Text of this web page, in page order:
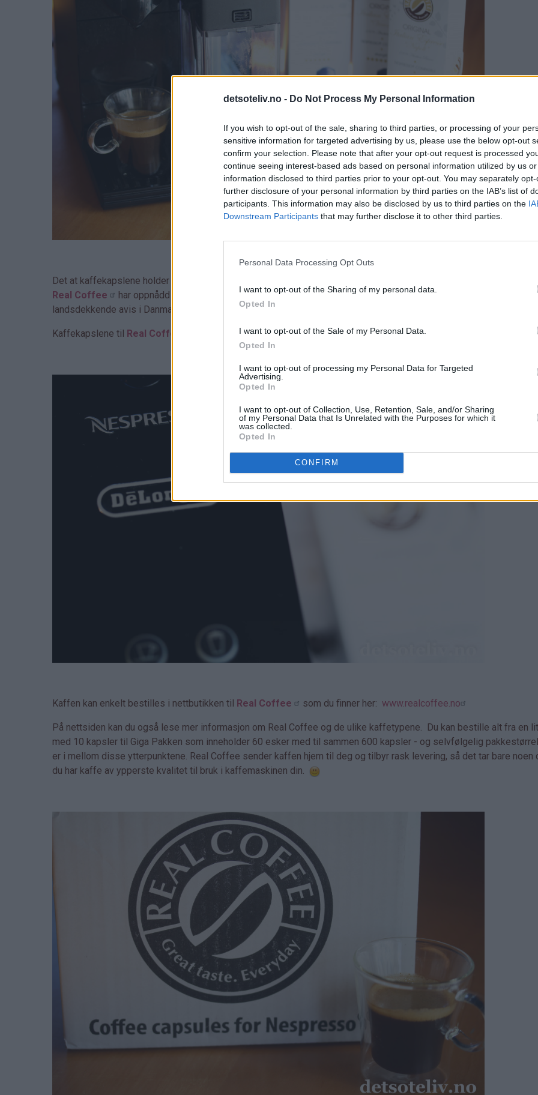
detsoteliv.no - Do Not Process My Personal Information
If you wish to opt-out of the sale, sharing to third parties, or processing of your
sensitive information for targeted advertising by us, please use the below opt-out
confirm your selection. Please note that after your opt-out request is processed
continue seeing interest-based ads based on personal information utilized by us
information disclosed to third parties prior to your opt-out. You may separately
further disclosure of your personal information by third parties on the IAB’s list of
participants. This information may also be disclosed by us to third parties on the
Downstream Participants that may further disclose it to other third parties.
Personal Data Processing Opt Outs
I want to opt-out of the Sharing of my personal data.
Opted In
I want to opt-out of the Sale of my Personal Data.
Opted In
I want to opt-out of processing my Personal Data for Targeted
Advertising.
Opted In
I want to opt-out of Collection, Use, Retention, Sale, and/or Sharing
of my Personal Data that Is Unrelated with the Purposes for which it
was collected.
Opted In
CONFIRM
Det at kaffekapslene holder kaffe av aller høyeste kvalitet merkes virkelig på smaken! Det er derfor ikke rart at
Real Coffee
har oppnådd veldig rask suksess i Skandinavia og har blant annet nylig vunnet "Best i test"-prisen i
landsdekkende avis i Danmark (se omtale
her ).
Kaffekapslene til Real Coffee kan brukes i alle Nespresso kaffemaskiner.
Kaffen kan enkelt bestilles i nettbutikken til Real Coffee som du finner her: www.realcoffee.no
På nettsiden kan du også lese mer informasjon om Real Coffee og de ulike kaffetypene. Du kan bestille alt fra en
med 10 kapsler til Giga Pakken som inneholder 60 esker med til sammen 600 kapsler - og selvfølgelig
er i mellom disse ytterpunktene. Real Coffee sender kaffen hjem til deg og tilbyr rask levering, så det tar bare noen
du har kaffe av ypperste kvalitet til bruk i kaffemaskinen din.